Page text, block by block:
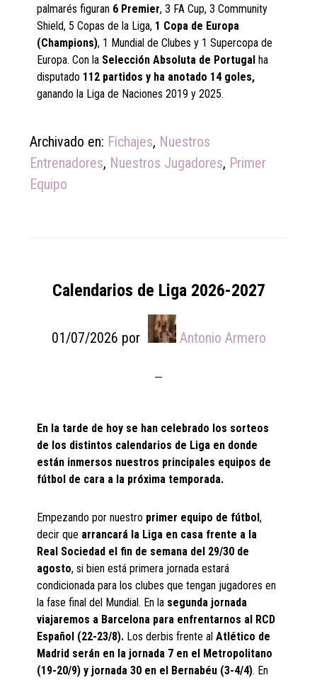
palmarés figuran 6 Premier, 3 FA Cup, 3 Community
Shield, 5 Copas de la Liga, 1 Copa de Europa
(Champions), 1 Mundial de Clubes y 1 Supercopa de
Europa. Con la Selección Absoluta de Portugal ha
disputado 112 partidos y ha anotado 14 goles,
ganando la Liga de Naciones 2019 y 2025.
Archivado en: Fichajes, Nuestros
Entrenadores, Nuestros Jugadores, Primer
Equipo
Calendarios de Liga 2026-2027
01/07/2026 por Antonio Armero
En la tarde de hoy se han celebrado los sorteos
de los distintos calendarios de Liga en donde
están inmersos nuestros principales equipos de
fútbol de cara a la próxima temporada.
Empezando por nuestro primer equipo de fútbol,
decir que arrancará la Liga en casa frente a la
Real Sociedad el fin de semana del 29/30 de
agosto, si bien está primera jornada estará
condicionada para los clubes que tengan jugadores en
la fase final del Mundial. En la segunda jornada
viajaremos a Barcelona para enfrentarnos al RCD
Español (22-23/8). Los derbis frente alAtlético de
Madrid serán en la jornada 7 en el Metropolitano
(19-20/9) y jornada 30 en el Bernabéu (3-4/4). En